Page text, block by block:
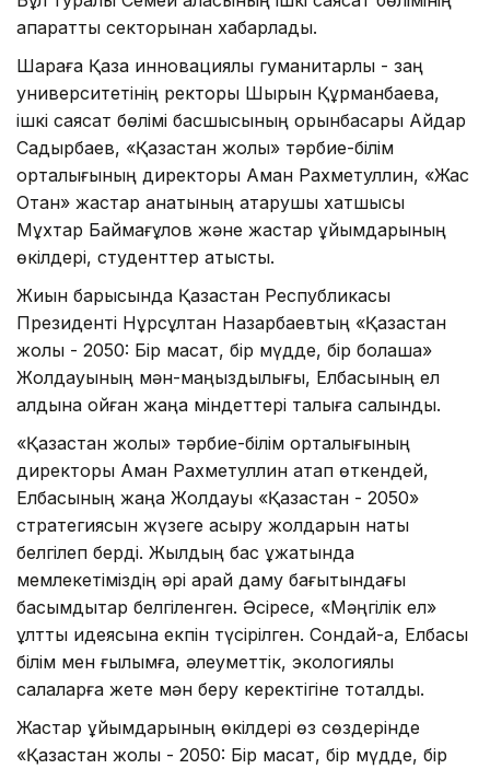
ақпараттық секторынан хабарлады.
Шараға Қазақ инновациялық гуманитарлық - заң
университетінің ректоры Шырын Құрманбаева,
ішкі саясат бөлімі басшысының орынбасары Айдар
Садырбаев, «Қазақстан жолы» тәрбие-білім
орталығының директоры Аман Рахметуллин, «Жас
Отан» жастар қанатының атқарушы хатшысы
Мұхтар Баймағұлов және жастар ұйымдарының
өкілдері, студенттер қатысты.
Жиын барысында Қазақстан Республикасы
Президенті Нұрсұлтан Назарбаевтың «Қазақстан
жолы - 2050: Бір мақсат, бір мүдде, бір болашақ»
Жолдауының мән-маңыздылығы, Елбасының ел
алдына қойған жаңа міндеттері талқыға салынды.
«Қазақстан жолы» тәрбие-білім орталығының
директоры Аман Рахметуллин атап өткендей,
Елбасының жаңа Жолдауы «Қазақстан - 2050»
стратегиясын жүзеге асыру жолдарын нақты
белгілеп берді. Жылдың бас құжатында
мемлекетіміздің әрі қарай даму бағытындағы
басымдықтар белгіленген. Әсіресе, «Мәңгілік ел»
ұлттық идеясына екпін түсірілген. Сондай-ақ, Елбасы
білім мен ғылымға, әлеуметтік, экологиялық
салаларға жете мән беру керектігіне тоқталды.
Жастар ұйымдарының өкілдері өз сөздерінде
«Қазақстан жолы - 2050: Бір мақсат, бір мүдде, бір